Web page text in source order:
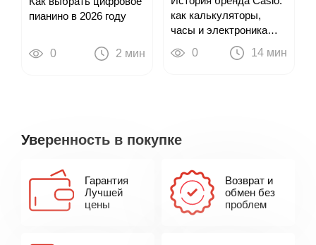
пианино в 2026 году
0 2 мин
как калькуляторы,
часы и электроника
привели к цифровым
пианино
0 14 мин
Уверенность в покупке
Гарантия
Лучшей
цены
Возврат и
обмен без
проблем